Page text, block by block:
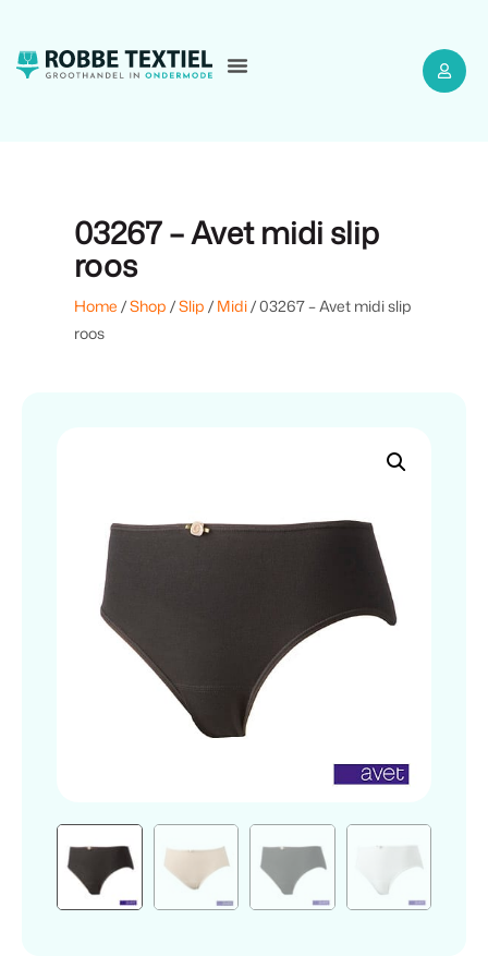
03267 – Avet midi slip
roos
Home /Shop /Slip / Midi/ 03267 – Avet midi slip
roos